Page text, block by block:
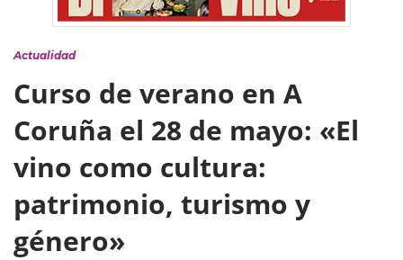
Actualidad
Curso de verano en A
Coruña el 28 de mayo: «El
vino como cultura:
patrimonio, turismo y
género»